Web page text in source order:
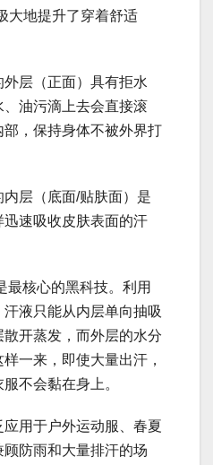
大地提升了穿着舒适
层（正面）具有拒水
油污滴上去会直接滚
，保持身体不被外界打
层（底面/贴肤面）是
速吸收皮肤表面的汗
最核心的黑科技。利用
液只能从内层单向抽吸
开蒸发，而外层的水分
一来，即使大量出汗，
不会黏在身上。
用于户外运动服、春夏
防雨和大量排汗的场